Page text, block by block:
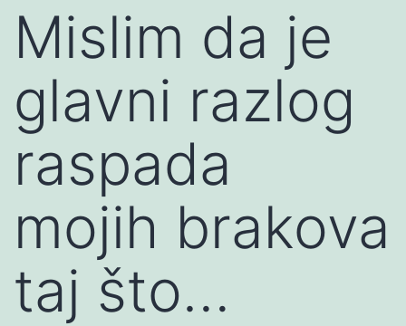
Mislim da je
glavni razlog
raspada
mojih brakova
taj što…